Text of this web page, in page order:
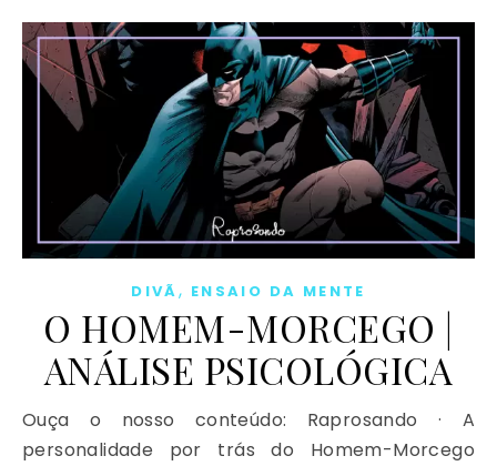
DIVÃ, ENSAIO DA MENTE
O HOMEM-MORCEGO |
ANÁLISE PSICOLÓGICA
Ouça o nosso conteúdo: Raprosando · A
personalidade por trás do Homem-Morcego